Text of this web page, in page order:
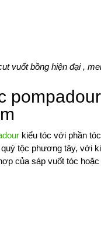
vuốt bồng hiện đại ,
kiểu tóc với phần
tộc phương tây, với
của sáp vuốt tóc